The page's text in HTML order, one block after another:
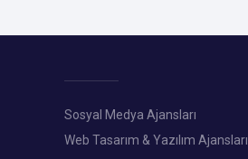
Sosyal Medya Ajansları
Web Tasarım & Yazılım Ajansları